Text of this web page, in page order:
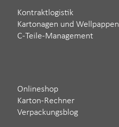
Kontraktlogistik
Kartonagen und Wellpappen
C-Teile-Management
Onlineshop
Karton-Rechner
Verpackungsblog